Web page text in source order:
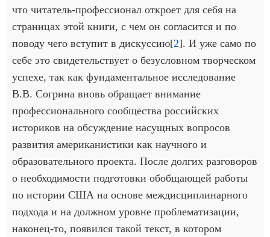
что читатель-профессионал откроет для себя на
страницах этой книги, с чем он согласится и по
поводу чего вступит в дискуссию[2]. И уже само по
себе это свидетельствует о безусловном творческом
успехе, так как фундаментальное исследование
В.В. Согрина вновь обращает внимание
профессионального сообщества российских
историков на обсуждение насущных вопросов
развития американистики как научного и
образовательного проекта. После долгих разговоров
о необходимости подготовки обобщающей работы
по истории США на основе междисциплинарного
подхода и на должном уровне проблематизации,
наконец-то, появился такой текст, в котором